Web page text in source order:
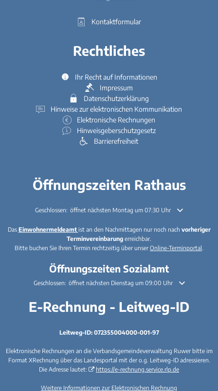
Kontaktformular
Rechtliches
Ihr Recht auf Informationen
Impressum
Datenschutzerklärung
Hinweise zur elektronischen Kommunikation
Elektronische Rechnungen
Hinweisgeberschutzgesetz
Barrierefreiheit
Öffnungszeiten Rathaus
Klicken, um weitere Öffnungs- oder Schließzeiten auszublenden
Geschlossen: öffnet nächsten Montag um 07:30 Uhr
Das Einwohnermeldeamt ist an den Nachmittagen nur noch nach vorheriger
Terminvereinbarung erreichbar.
Bitte buchen Sie Ihren Termin rechtzeitig über unserOnline-Terminportal.
Öffnungszeiten Sozialamt
Klicken, um weitere Öffnungs- oder Schließzeiten auszublenden
Geschlossen: öffnet nächsten Dienstag um 09:00 Uhr
E-Rechnung - Leitweg-ID
Leitweg-ID: 072355004000-001-97
Elektronische Rechnungen an die Verbandsgemeindeverwaltung Ruwer bitte im
Format XRechnung über das Landesportal mit der o.g. Leitweg-ID adressieren.
Die Adresse lautet:
https://e-rechnung.service.rlp.de
Weitere Informationen zur Elektronischen Rechnung